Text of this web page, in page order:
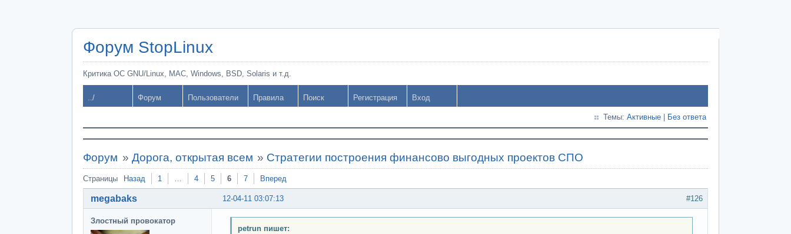
Форум StopLinux
Критика ОС GNU/Linux, MAC, Windows, BSD, Solaris и т.д.
../ Форум Пользователи Правила Поиск Регистрация Вход
Темы: Активные Без ответа
Форум » Дорога, открытая всем » Стратегии построения финансово выгодных проектов СПО
Страницы Назад 1 … 4 5 6 7 Вперед
#126
12-04-11 03:07:13
megabaks
Злостный провокатор
petrun пишет: